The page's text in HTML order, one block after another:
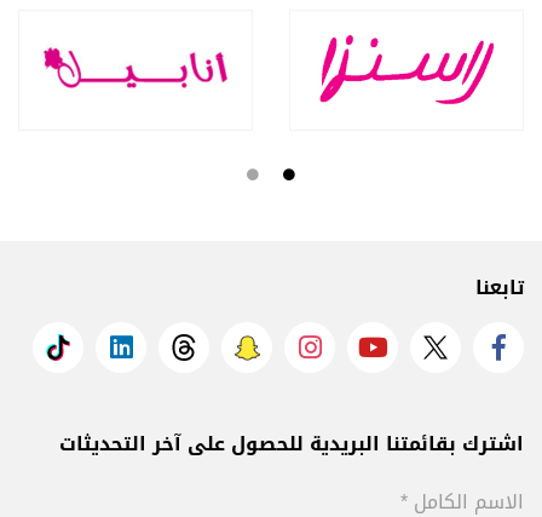
تابعنا
اشترك بقائمتنا البريدية للحصول على آخر التحديثات